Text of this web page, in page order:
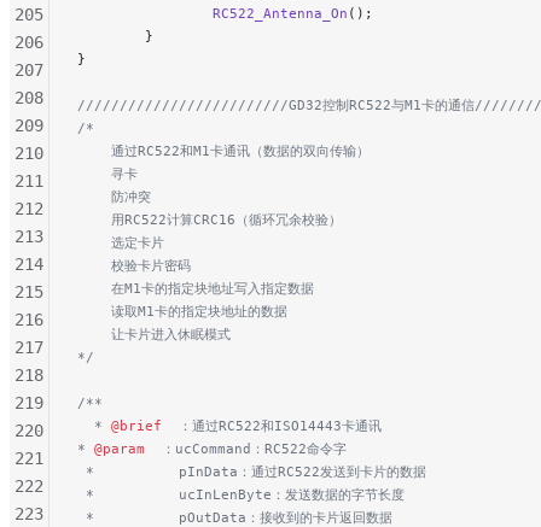
                RC522_Antenna_On
();
        }
}
/////////////////////////GD32控制RC522与M1卡的
/*
    通过RC522和M1卡通讯（数据的双向传输）
    寻卡
    防冲突
    用RC522计算CRC16（循环冗余校验）
    选定卡片
    校验卡片密码
    在M1卡的指定块地址写入指定数据
    读取M1卡的指定块地址的数据
    让卡片进入休眠模式
*/
/**
  *
@brief
  ：通过RC522和ISO14443卡通讯
* @param
  ：ucCommand：RC522命令字
*          pInData：通过RC522发送到卡片的数据
*          ucInLenByte：发送数据的字节长度
*          pOutData：接收到的卡片返回数据
205
206
207
208
209
210
211
212
213
214
215
216
217
218
219
220
221
222
223